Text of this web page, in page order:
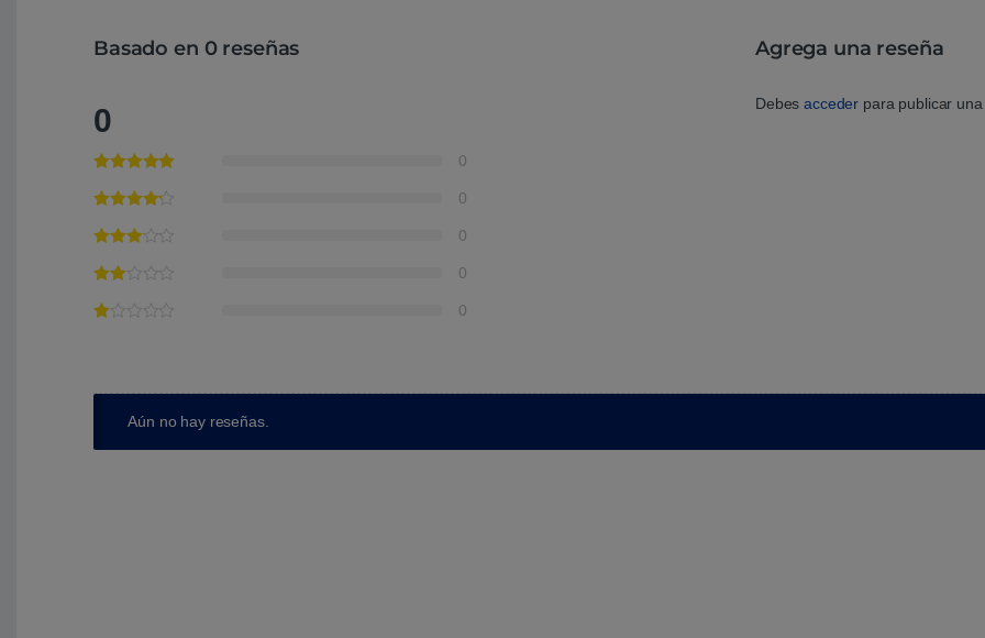
Basado en 0 reseñas
0
0
0
0
0
0
Agrega una reseña
Debesacceder para publicar una
Aún no hay reseñas.